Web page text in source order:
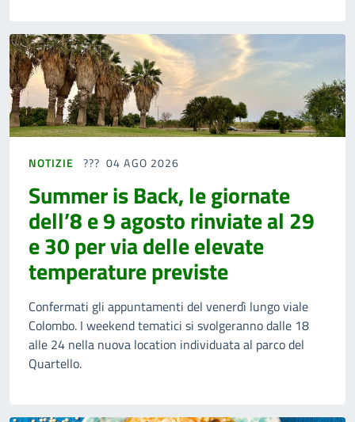
NOTIZIE 04 AGO 2026
Summer is Back, le giornate
dell’8 e 9 agosto rinviate al 29
e 30 per via delle elevate
temperature previste
Confermati gli appuntamenti del venerdì lungo viale
Colombo. I weekend tematici si svolgeranno dalle 18
alle 24 nella nuova location individuata al parco del
Quartello.